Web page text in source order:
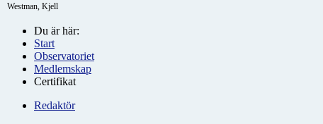
Westman, Kjell
Du är här:
Start
Observatoriet
Medlemskap
Certifikat
Redaktör